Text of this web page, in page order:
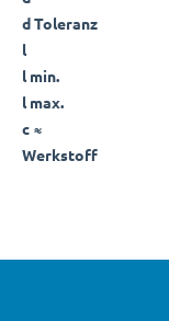
d Toleranz
l
l min.
l max.
c ≈
Werkstoff